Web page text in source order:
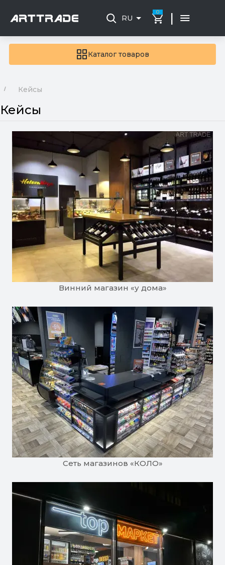
Каталог товаров
RU
0 |
Кейсы
Кейсы
Винний магазин «у дома»
Сеть магазинов «КОЛО»